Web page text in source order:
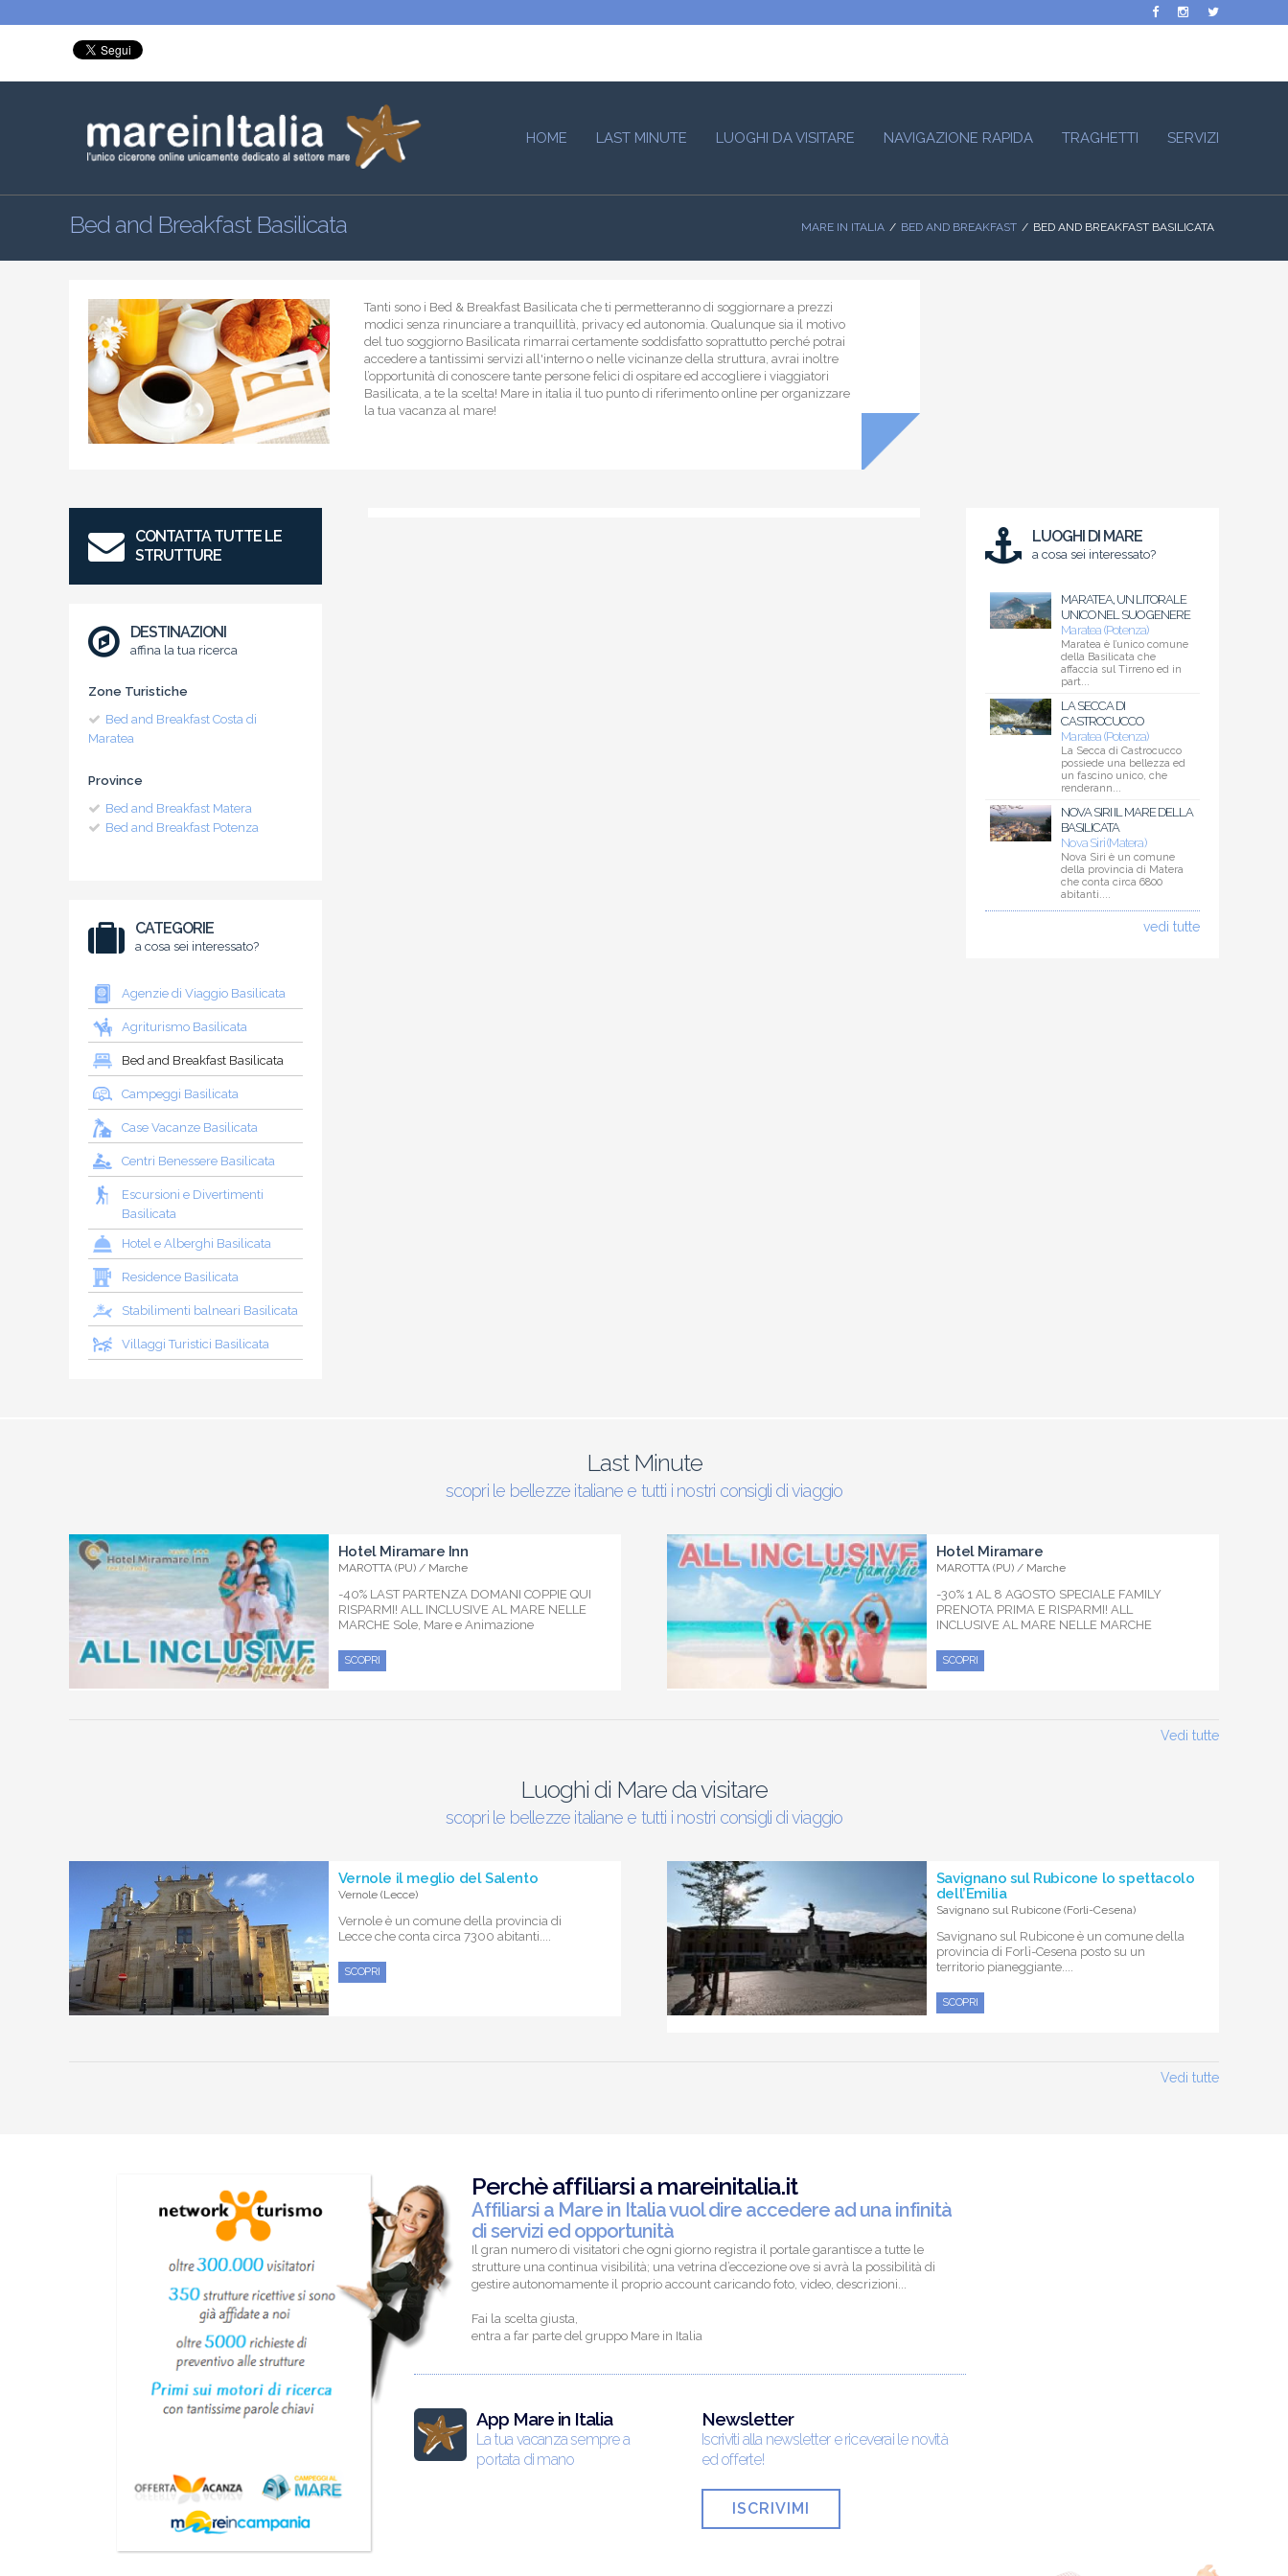
HOME LAST MINUTE LUOGHI DA VISITARE NAVIGAZIONE RAPIDA TRAGHETTI SERVIZI
Bed and Breakfast Basilicata MARE IN ITALIA BED AND BREAKFAST BED AND BREAKFAST BASILICATA
Tanti sono i Bed & Breakfast Basilicata che ti permetteranno di soggiornare a prezzi
modici senza rinunciare a tranquillità, privacy ed autonomia. Qualunque sia il motivo
del tuo soggiorno Basilicata rimarrai certamente soddisfatto soprattutto perché potrai
accedere a tantissimi servizi all'interno o nelle vicinanze della struttura, avrai inoltre
l’opportunità di conoscere tante persone felici di ospitare ed accogliere i viaggiatori
Basilicata, a te la scelta! Mare in italia il tuo punto di riferimento online per organizzare
la tua vacanza al mare!
CONTATTA TUTTE LE
STRUTTURE
DESTINAZIONI
affina la tua ricerca
Zone Turistiche
Bed and Breakfast Costa di
Maratea
Province
Bed and Breakfast Matera
Bed and Breakfast Potenza
CATEGORIE
a cosa sei interessato?
Agenzie di Viaggio Basilicata
Agriturismo Basilicata
Bed and Breakfast Basilicata
Campeggi Basilicata
Case Vacanze Basilicata
Centri Benessere Basilicata
Escursioni e Divertimenti
Basilicata
Hotel e Alberghi Basilicata
Residence Basilicata
Stabilimenti balneari Basilicata
Villaggi Turistici Basilicata
LUOGHI DI MARE
a cosa sei interessato?
MARATEA, UN LITORALE
UNICO NEL SUO GENERE
Maratea (Potenza)
Maratea è l’unico comune
della Basilicata che
affaccia sul Tirreno ed in
part...
LA SECCA DI
CASTROCUCCO
Maratea (Potenza)
La Secca di Castrocucco
possiede una bellezza ed
un fascino unico, che
renderann...
NOVA SIRI IL MARE DELLA
BASILICATA
Nova Siri (Matera)
Nova Siri è un comune
della provincia di Matera
che conta circa 6800
abitanti....
vedi tutte
Last Minute
scopri le bellezze italiane e tutti i nostri consigli di viaggio
Hotel Miramare Inn
MAROTTA (PU) / Marche
-40% LAST PARTENZA DOMANI COPPIE QUI
RISPARMI! ALL INCLUSIVE AL MARE NELLE
MARCHE Sole, Mare e Animazione
SCOPRI
Hotel Miramare
MAROTTA (PU) / Marche
-30% 1 AL 8 AGOSTO SPECIALE FAMILY
PRENOTA PRIMA E RISPARMI! ALL
INCLUSIVE AL MARE NELLE MARCHE
SCOPRI
Vedi tutte
Luoghi di Mare da visitare
scopri le bellezze italiane e tutti i nostri consigli di viaggio
Vernole il meglio del Salento
Vernole (Lecce)
Vernole è un comune della provincia di
Lecce che conta circa 7300 abitanti....
SCOPRI
Savignano sul Rubicone lo spettacolo
dell’Emilia
Savignano sul Rubicone (Forli-Cesena)
Savignano sul Rubicone è un comune della
provincia di Forlì-Cesena posto su un
territorio pianeggiante....
SCOPRI
Vedi tutte
Perchè affiliarsi a mareinitalia.it
Affiliarsi a Mare in Italia vuol dire accedere ad una infinità
di servizi ed opportunità
Il gran numero di visitatori che ogni giorno registra il portale garantisce a tutte le
strutture una continua visibilità; una vetrina d’eccezione ove si avrà la possibilità di
gestire autonomamente il proprio account caricando foto, video, descrizioni...
Fai la scelta giusta,
entra a far parte del gruppo Mare in Italia
App Mare in Italia
La tua vacanza sempre a
portata di mano
Newsletter
Iscriviti alla newsletter e riceverai le novità
ed offerte!
ISCRIVIMI